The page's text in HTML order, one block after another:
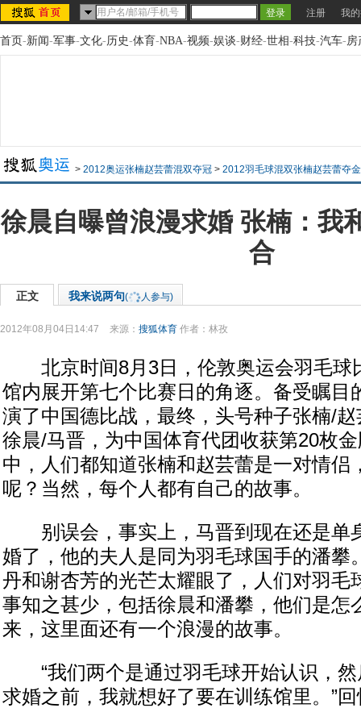
注册 我
首页-新闻-军事-文化-历史-体育-NBA-视频-娱谈-财经-世相-科技-汽车-房
> 2012奥运张楠赵芸蕾混双夺冠 > 2012羽毛球混双张楠赵芸蕾夺
徐晨自曝曾浪漫求婚 张楠：我
合
正文 我来说两句( 人参与)
2012年08月04日14:47 来源： 搜狐体育 作者：林孜
北京时间8月3日，伦敦奥运会羽毛球
馆内展开第七个比赛日的角逐。备受瞩目
演了中国德比战，最终，头号种子张楠/
徐晨/马晋，为中国体育代团收获第20枚
中，人们都知道张楠和赵芸蕾是一对情侣
呢？当然，每个人都有自己的故事。
别误会，事实上，马晋到现在还是单
婚了，他的夫人是同为羽毛球国手的潘攀
丹和谢杏芳的光芒太耀眼了，人们对羽毛
事知之甚少，包括徐晨和潘攀，他们是怎
来，这里面还有一个浪漫的故事。
“我们两个是通过羽毛球开始认识，然
求婚之前，我就想好了要在训练馆里。”